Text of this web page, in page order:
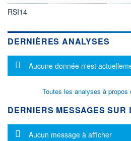
RSI14
DERNIÈRES ANALYSES
Message d'information
Aucune donnée n'est
Toutes les analyses à propos
DERNIERS MESSAGES SUR
Message d'information
Aucun message à afficher